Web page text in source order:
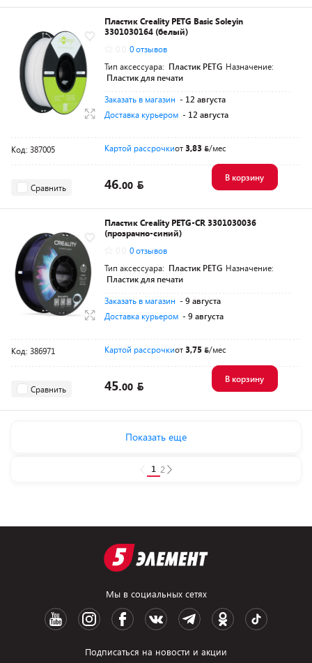
Пластик Creality PETG Basic Soleyin
3301030164 (белый)
0 отзывов
Тип аксессуара: Пластик PETG Назначение:
Пластик для печати
Заказать в магазин - 12 августа
Доставка курьером - 12 августа
Код: 387005 Картой рассрочкиот3,83 /мес
Сравнить 46.00
В корзину
Пластик Creality PETG-CR 3301030036
(прозрачно-синий)
0 отзывов
Тип аксессуара: Пластик PETG Назначение:
Пластик для печати
Заказать в магазин - 9 августа
Доставка курьером - 9 августа
Код: 386971 Картой рассрочкиот3,75 /мес
Сравнить 45.00
В корзину
Показать еще
1 2
Мы в социальных сетях
Подписаться на новости и акции